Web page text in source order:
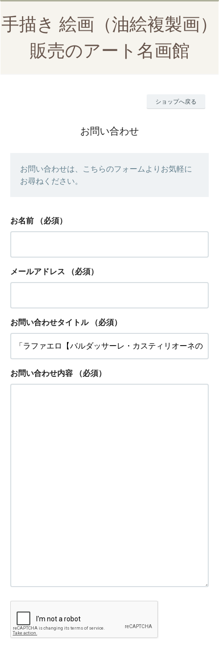
手描き 絵画（油絵複製画）
販売のアート名画館
ショップへ戻る
お問い合わせ
お問い合わせは、こちらのフォームよりお気軽に
お尋ねください。
お名前 （必須）
メールアドレス （必須）
お問い合わせタイトル （必須）
お問い合わせ内容 （必須）